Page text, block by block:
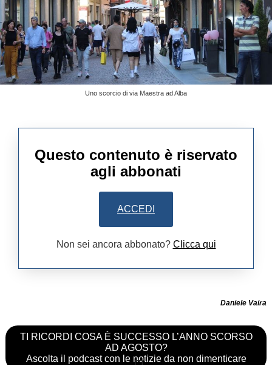
Uno scorcio di via Maestra ad Alba
Questo contenuto è riservato
agli abbonati
ACCEDI
Non sei ancora abbonato? Clicca qui
Daniele Vaira
TI RICORDI COSA È SUCCESSO L’ANNO SCORSO
AD AGOSTO?
Ascolta il podcast con le notizie da non dimenticare